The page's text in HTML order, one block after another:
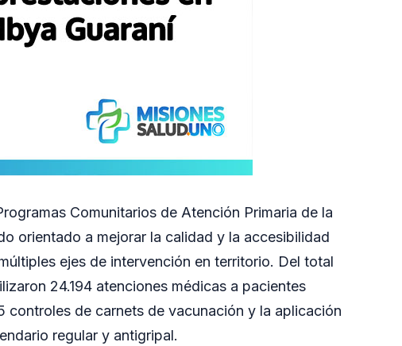
Comunitarios de Atención Primaria de la
orientado a mejorar la calidad y la accesibilidad
ejes de intervención en territorio. Del total
24.194 atenciones médicas a pacientes
de carnets de vacunación y la aplicación
regular y antigripal.